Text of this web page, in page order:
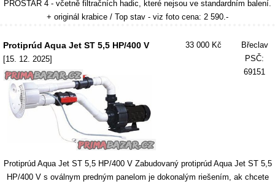
PROSTAR 4 - včetně filtračních hadic, které nejsou ve standardním balení.
+ originál krabice / Top stav - viz foto cena: 2 590.-
Protiprúd Aqua Jet ST 5,5 HP/400 V
[15. 12. 2025]
33 000 Kč
Břeclav
PSČ:
69151
Protiprúd Aqua Jet ST 5,5 HP/400 V Zabudovaný protiprúd Aqua Jet ST 5,5
HP/400 V s oválnym predným panelom je dokonalým riešením, ak chcete